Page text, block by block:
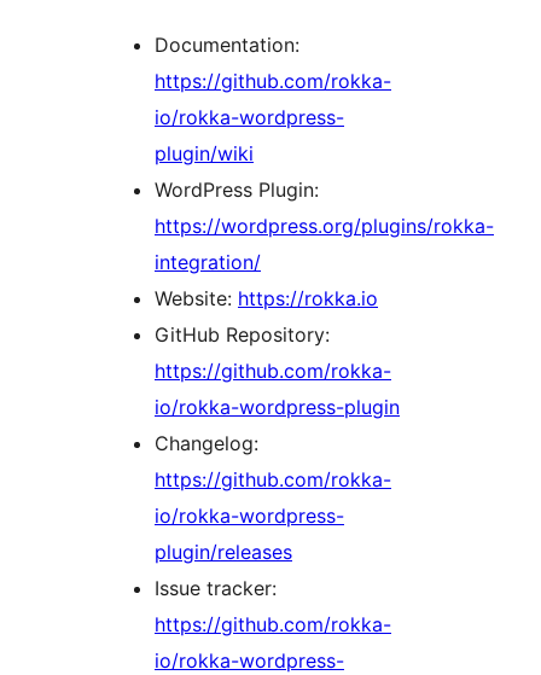
Documentation:
https://github.com/rokka-
io/rokka-wordpress-
plugin/wiki
WordPress Plugin:
https://wordpress.org/plugins/rokka-
integration/
Website: https://rokka.io
GitHub Repository:
https://github.com/rokka-
io/rokka-wordpress-plugin
Changelog:
https://github.com/rokka-
io/rokka-wordpress-
plugin/releases
Issue tracker:
https://github.com/rokka-
io/rokka-wordpress-